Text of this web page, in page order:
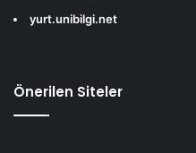
yurt.unibilgi.net
Önerilen Siteler